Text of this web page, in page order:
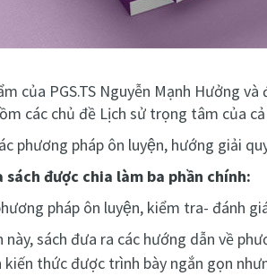
của PGS.TS Nguyễn Mạnh Hưởng
các chủ đề Lịch sử trọng tâm của
phương pháp ôn luyện, hướng giải
sách được chia làm ba phần chính:
pháp ôn luyện, kiểm tra- đánh
này, sách đưa ra các hướng dẫn về
kiến thức được trình bày ngắn gọn